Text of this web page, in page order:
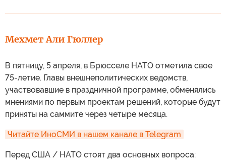
Мехмет Али Гюллер
В пятницу, 5 апреля, в Брюсселе НАТО отметила свое
75-летие. Главы внешнеполитических ведомств,
участвовавшие в праздничной программе, обменялись
мнениями по первым проектам решений, которые будут
приняты на саммите через четыре месяца.
Читайте ИноСМИ в нашем канале в Telegram
Перед США / НАТО стоят два основных вопроса: